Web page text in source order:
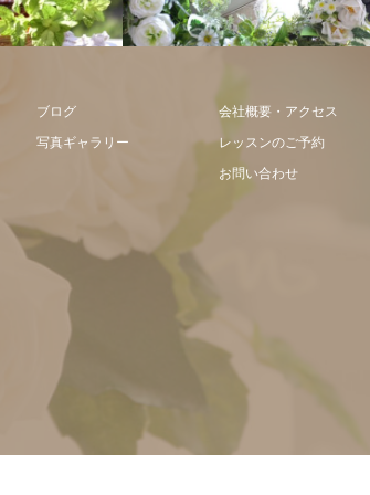
フラワーアレン
ブログ
写真ギャラリー
会社概要・アクセス
レッスンのご予約
お問い合わせ